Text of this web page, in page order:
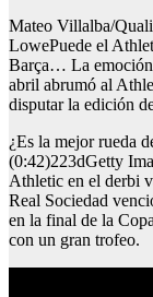
Mateo Villalba/
LowePuede el
Barça… La emoción
abril abrumó al
disputar la edición
¿Es la mejor rueda
(0:42)223dGetty
Athletic en el derbi
Real Sociedad
en la final de la
con un gran trofeo.